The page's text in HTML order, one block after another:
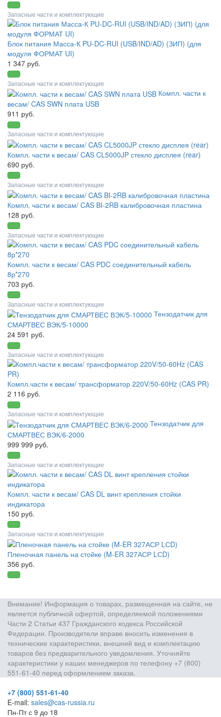
Запасные части и комплектующие
Блок питания Масса-К PU-DC-RUI (USB/IND/AD) (ЗИП) (для
модуля ФОРМАТ UI)
1 347 руб.
Запасные части и комплектующие
Компл. части к
весам/ CAS SWN плата USB
911 руб.
Запасные части и комплектующие
Компл. части к весам/ CAS CL5000JP стекло дисплея (rear)
690 руб.
Запасные части и комплектующие
Компл. части к весам/ CAS BI-2RB калибровочная пластина
128 руб.
Запасные части и комплектующие
Компл. части к весам/ CAS PDC соединительный кабель
8р*270
703 руб.
Запасные части и комплектующие
Тензодатчик для
СМАРТВЕС ВЭК/5-10000
24 591 руб.
Запасные части и комплектующие
Компл.части к весам/ трансформатор 220V/50-60Hz (CAS PR)
2 116 руб.
Запасные части и комплектующие
Тензодатчик для
СМАРТВЕС ВЭК/6-2000
999 999 руб.
Запасные части и комплектующие
Компл. части к весам/ CAS DL винт крепления стойки
индикатора
150 руб.
Запасные части и комплектующие
Пленочная панель на стойке (M-ER 327АСР LСD)
356 руб.
Внимание! Информация о товарах, размещенная на сайте, не
является публичной офертой, определяемой положениями
Части 2 Статьи 437 Гражданского кодекса Российской
Федерации. Производители вправе вносить изменения в
технические характеристики, внешний вид и комплектацию
товаров без предварительного уведомления. Уточняйте
характеристики у наших менеджеров по телефону +7 (800)
551-61-40 перед оформлением заказа.
+7 (800) 551-61-40
E-mail: sales@cas-russia.ru
Пн-Пт с 9 до 18